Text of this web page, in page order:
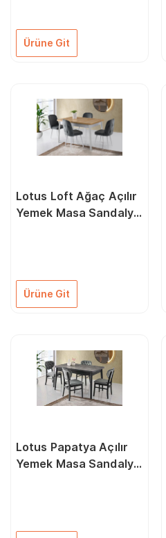
Ürüne Git
Lotus Loft Ağaç Açılır
Yemek Masa Sandalye
Ürüne Git
Lotus Papatya Açılır
Yemek Masa Sandalye